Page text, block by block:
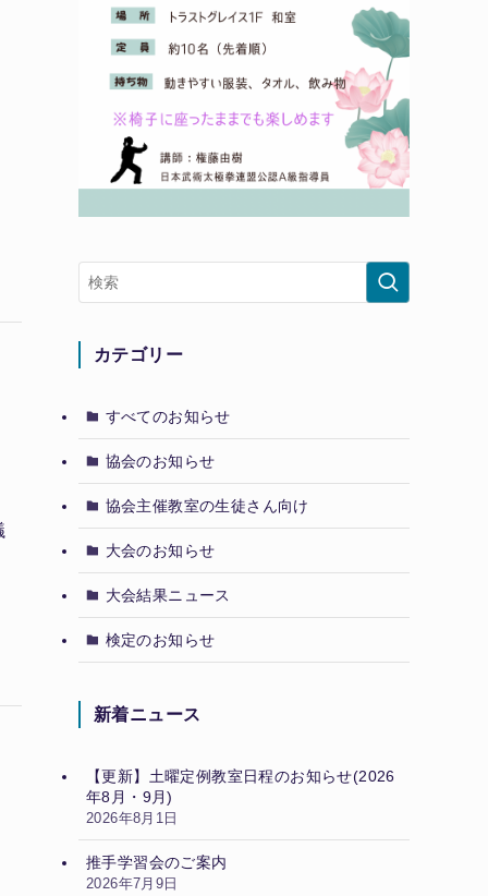
カテゴリー
すべてのお知らせ
協会のお知らせ
協会主催教室の生徒さん向け
大会のお知らせ
大会結果ニュース
検定のお知らせ
新着ニュース
【更新】土曜定例教室日程のお知らせ(2026
年8月・9月)
2026年8月1日
推手学習会のご案内
2026年7月9日